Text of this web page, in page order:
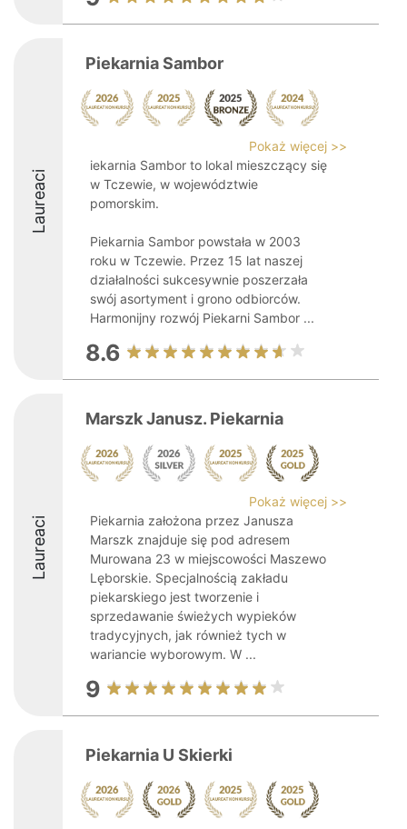
Laureaci
Piekarnia Sambor
Pokaż więcej >>
iekarnia Sambor to lokal mieszczący się
w Tczewie, w województwie
pomorskim.
Piekarnia Sambor powstała w 2003
roku w Tczewie. Przez 15 lat naszej
działalności sukcesywnie poszerzała
swój asortyment i grono odbiorców.
Harmonijny rozwój Piekarni Sambor ...
8.6
Laureaci
Marszk Janusz. Piekarnia
Pokaż więcej >>
Piekarnia założona przez Janusza
Marszk znajduje się pod adresem
Murowana 23 w miejscowości Maszewo
Lęborskie. Specjalnością zakładu
piekarskiego jest tworzenie i
sprzedawanie świeżych wypieków
tradycyjnych, jak również tych w
wariancie wyborowym. W ...
9
Piekarnia U Skierki